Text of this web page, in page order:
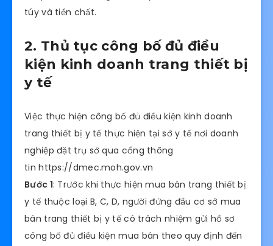
túy và tiền chất.
2. Thủ tục công bố đủ điều
kiện kinh doanh trang thiết bị
y tế
Việc thực hiện công bố đủ điều kiện kinh doanh
trang thiết bị y tế thực hiện tại sở y tế nơi doanh
nghiệp đặt trụ sở qua cổng thông
tin https://dmec.moh.gov.vn
Bước 1: Trước khi thực hiện mua bán trang thiết bị
y tế thuộc loại B, C, D, người đứng đầu cơ sở mua
bán trang thiết bị y tế có trách nhiệm gửi hồ sơ
công bố đủ điều kiện mua bán theo quy định đến